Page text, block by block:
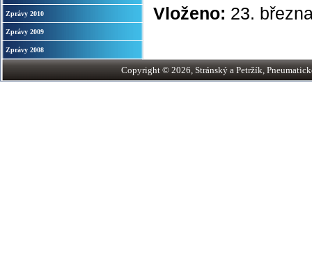
Zprávy 2010
Zprávy 2009
Zprávy 2008
Vloženo: 23.
Copyright © 2026, Stránský a Petržík,